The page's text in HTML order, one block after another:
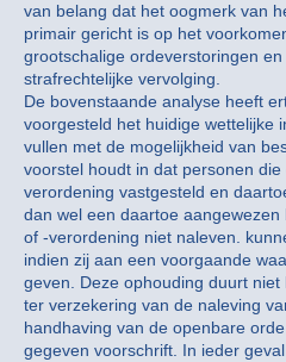
van belang dat het oogmerk van
primair gericht is op het
grootschalige ordeverstoringen
strafrechtelijke vervolging.
De bovenstaande analyse heeft
voorgesteld het huidige wettelijke
vullen met de mogelijkheid van
voorstel houdt in dat personen
verordening vastgesteld en
dan wel een daartoe
of -verordening niet naleven.
indien zij aan een voorgaande
geven. Deze ophouding duurt
ter verzekering van de naleving
handhaving van de openbare
gegeven voorschrift. In ieder